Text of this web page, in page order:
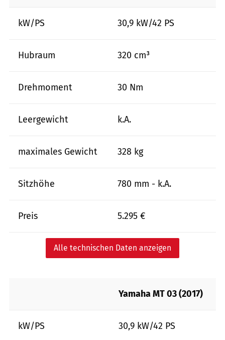
kW/PS 30,9 kW/42 PS
Hubraum 320 cm³
Drehmoment 30 Nm
Leergewicht k.A.
maximales Gewicht 328 kg
Sitzhöhe 780 mm - k.A.
Preis 5.295 €
Alle technischen Daten anzeigen
Yamaha MT 03 (2017)
kW/PS 30,9 kW/42 PS